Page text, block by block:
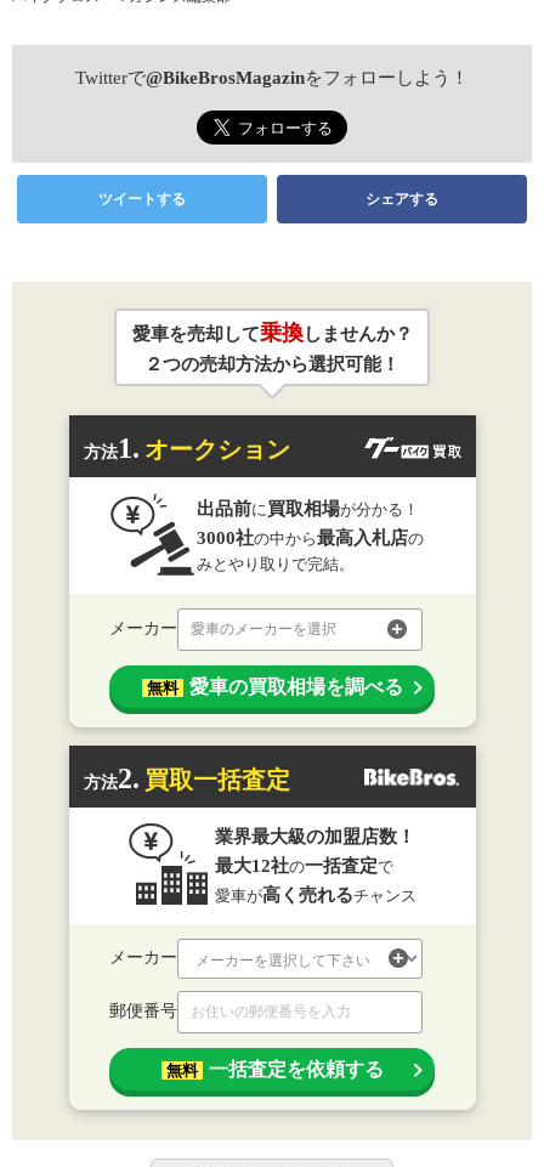
Twitterで@BikeBrosMagazinをフォローしよう！
ツイートする シェアする
愛車を売却して乗換しませんか？
２つの売却方法から選択可能！
方法1. オークション
出品前に 買取相場が分かる！
3000社の中から最高入札店の
みとやり取りで完結。
メーカー 愛車のメーカーを選択
無料 愛車の買取相場を調べる
方法2. 買取一括査定
業界最大級の加盟店数！
最大12社の一括査定で
愛車が高く売れるチャンス
メーカー
郵便番号
無料 一括査定を依頼する